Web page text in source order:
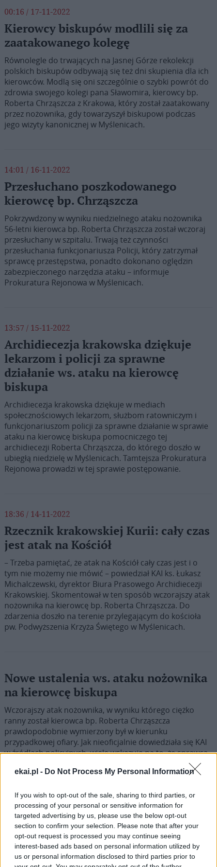
ekai.pl - Do Not Process My Personal Information
If you wish to opt-out of the sale, sharing to third parties, or
processing of your personal or sensitive information for
targeted advertising by us, please use the below opt-out
section to confirm your selection. Please note that after your
opt-out request is processed you may continue seeing
interest-based ads based on personal information utilized by
us or personal information disclosed to third parties prior to
00:16 / 17-11-2022
Kierowcy biskupów modlili się za
zaatakowanego kolegę
Równolegle do trwających na Jasnej Górze rekolekcji
polskich biskupów odbywają się też dni skupienia dla ich
kierowców. Modlą się oni szczególnie o szybki powrót do
zdrowia swojego kolegi pana Sławomira, kierowcy bp.
Roberta Chrząszcza z Krakowa, który został zaatakowany
przez nożownika, gdy towarzyszył biskupowi podczas
jego wizyty kanonicznej w Myślenicach.
14:01 / 16-11-2022
Przesłuchano poszkodowanego
kierowcę bp. Chrząszcza
Pokrzywdzony w wyniku niedzielnego ataku nożownika
56-letni kierowca bp. Roberta Chrząszcza został wczoraj
przesłuchany w szpitalu. Trwają też czynności
przesłuchania funkcjonariusza Policji, który zatrzymał
sprawcę przestępstwa, ponadto dokonano oględzin
zabezpieczonego narzędzia ataku – informuje
Prokuratura Rejonowa w Myślenicach.
13:57 / 15-11-2022
Archidiecezja krakowska dziękuje
lekarzom i policji za sprawne
działanie ws. ataku na kierowcę
biskupa
Archidiecezja krakowska dziękuje w mediach
społecznościowych lekarzom, służbom ratowniczym i
funkcjonariuszom policji za sprawne działanie w sprawie
ataku na kierowcę biskupa pomocniczego tej
archidiecezji Roberta Chrząszcza, do którego doszło w
ubiegłą niedzielę w Myślenicach. Tamtejsza Prokuratura
Rejonowa prowadzi w tej sprawie postępowanie.
18:36 / 14-11-2022
Rzecznik krakowskiej Kurii: cały czas
jest atak na Kościół
– Trzeba pamiętać, że atak na Kościół cały czas jest i o
tym nie możemy nie mówić – powiedział KAI ks. Łukasz
Michalczewski, dyrektor Biura Prasowego Archidiecezji
Krakowskiej. Skomentował w ten sposób wczorajszy atak
nożownika na kierowcę bp. Roberta Chrząszcza. Do
zdarzenia doszło na terenie przylegającym do kościoła
pw. Podwyższenia Krzyża Świętego w Myślenicach.
Nowe ustalenia ws. ataku nożownika
na kierowcę biskupa
Wczorajszy atak nożownika, w wyniku którego ciężko
ranny został kierowca bp. Roberta Chrząszcza
prawdopodobnie wymierzony był w kierunku
przypadkowej ofiary. Jak nieoficjalnie dowiedziała się KAI
w źródłach policyjnych, wiele wskazuje na to, że sprawca
nie znał poszkodowanego i nie łączył go w żaden sposób
z Kościołem. Samo wydarzenie miało miejsce kilkadziesiąt
odprawiał w tym czasie Mszę św.
1 2